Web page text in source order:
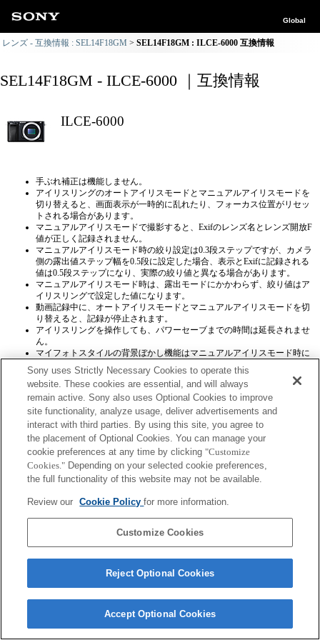
Global
レンズ - 互換情報 : SEL14F18GM SEL14F18GM : ILCE-6000 互換情報
SEL14F18GM - ILCE-6000 ｜互換情報
ILCE-6000
手ぶれ補正は機能しません。
アイリスリングのオートアイリスモードとマニュアルアイリスモードを
切り替えると、画面表示が一時的に乱れたり、フォーカス位置がリセッ
トされる場合があります。
マニュアルアイリスモードで撮影すると、Exifのレンズ名とレンズ開放F
値が正しく記録されません。
マニュアルアイリスモード時の絞り設定は0.3段ステップですが、カメラ
側の露出値ステップ幅を0.5段に設定した場合、表示とExifに記録される
値は0.5段ステップになり、実際の絞り値と異なる場合があります。
マニュアルアイリスモード時は、露出モードにかかわらず、絞り値はア
イリスリングで設定した値になります。
動画記録中に、オートアイリスモードとマニュアルアイリスモードを切
り替えると、記録が停止されます。
アイリスリングを操作しても、パワーセーブまでの時間は延長されませ
ん。
マイフォトスタイルの背景ぼかし機能はマニュアルアイリスモード時に
は使用できませんが、背景ぼかしのメニューが表示されてしまいます。
マニュアルアイリスモード時、カメラの「登録」機能で絞り値は正しく
登録されません。
Exifのレンズ名称は正しく記録されません。カメラ本体ソフトウェアを
Ver.3.10以上にすることで、正しく表示されます。
ご利用条件 プライバシーポリシー
Sony uses Strictly Necessary Cookies to operate this
website. These cookies are essential, and will always
remain active. Sony also uses Optional Cookies to improve
site functionality, analyze usage, deliver advertisements and
interact with third parties. By using this site, you agree to
the placement of Optional Cookies. You can manage your
cookie preferences at any time by clicking "Customize
Cookies." Depending on your selected cookie preferences,
the full functionality of this website may not be available.
Review our Cookie Policyfor more information.
Customize Cookies
Reject Optional Cookies
Accept Optional Cookies